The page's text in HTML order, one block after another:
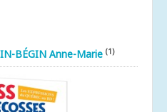
BÉGIN Anne-Marie (1)